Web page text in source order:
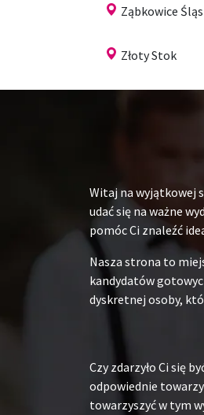
Ząbkowice
Złoty Stok
Witaj na wyjątkowej
udać się na ważne
pomóc Ci znaleźć
Nasza strona to
kandydatów
dyskretnej osoby,
Czy zdarzyło Ci się
odpowiednie
towarzyszyć w tym